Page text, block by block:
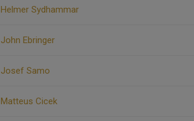
Helmer Sydhammar
John Ebringer
Josef Samo
Matteus Cicek